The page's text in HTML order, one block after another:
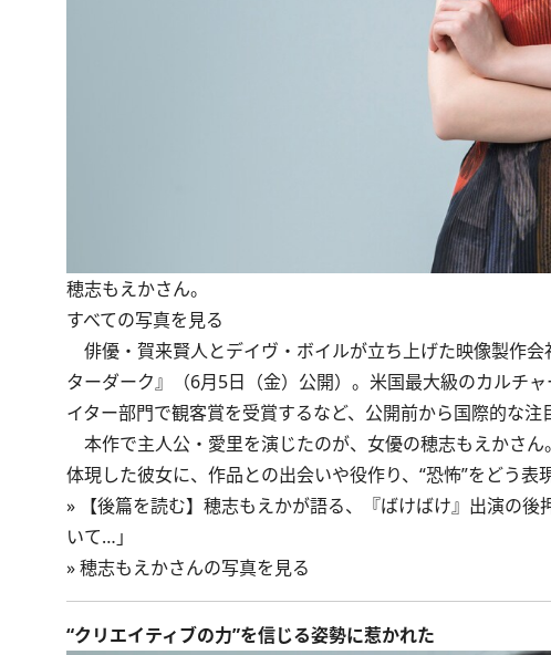
穂志もえかさん。
すべての写真を見る
俳優・賀来賢人とデイヴ・ボイルが立ち上げた映像製作
ターダーク』（6月5日（金）公開）。米国最大級のカルチ
イター部門で観客賞を受賞するなど、公開前から国際的な注
本作で主人公・愛里を演じたのが、女優の穂志もえかさ
体現した彼女に、作品との出会いや役作り、“恐怖”をどう表
»
【後篇を読む】穂志もえかが語る、『ばけばけ』出演の
いて…」
»穂志もえかさんの写真を見る
“クリエイティブの力”を信じる姿勢に惹かれた